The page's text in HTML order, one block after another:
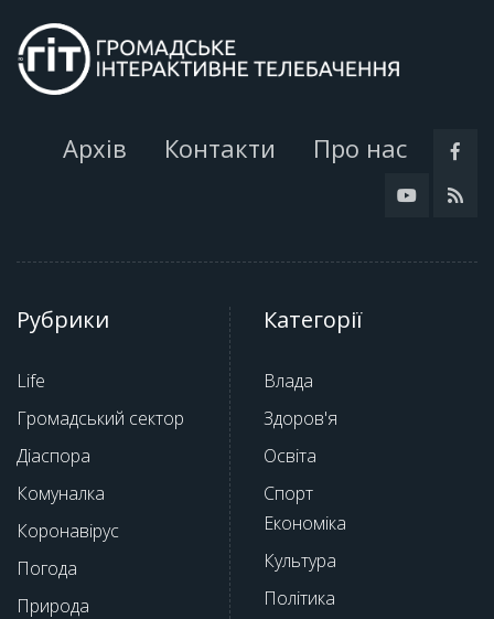
Архів Контакти Про нас
Рубрики
Life
Громадський сектор
Діаспора
Комуналка
Коронавірус
Погода
Природа
Категорії
Влада
Здоров'я
Освіта
Спорт
Економіка
Культура
Політика